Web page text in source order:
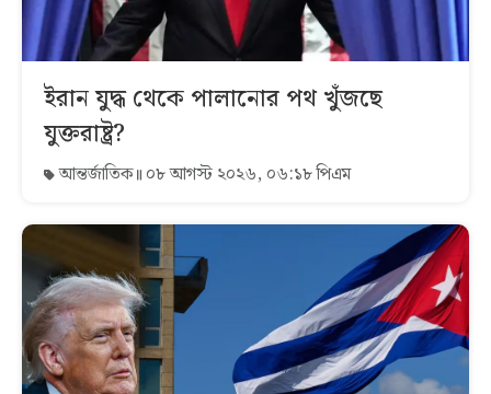
ইরান যুদ্ধ থেকে পালানোর পথ খুঁজছে
যুক্তরাষ্ট্র?
আন্তর্জাতিক ০৮ আগস্ট ২০২৬, ০৬:১৮ পিএম